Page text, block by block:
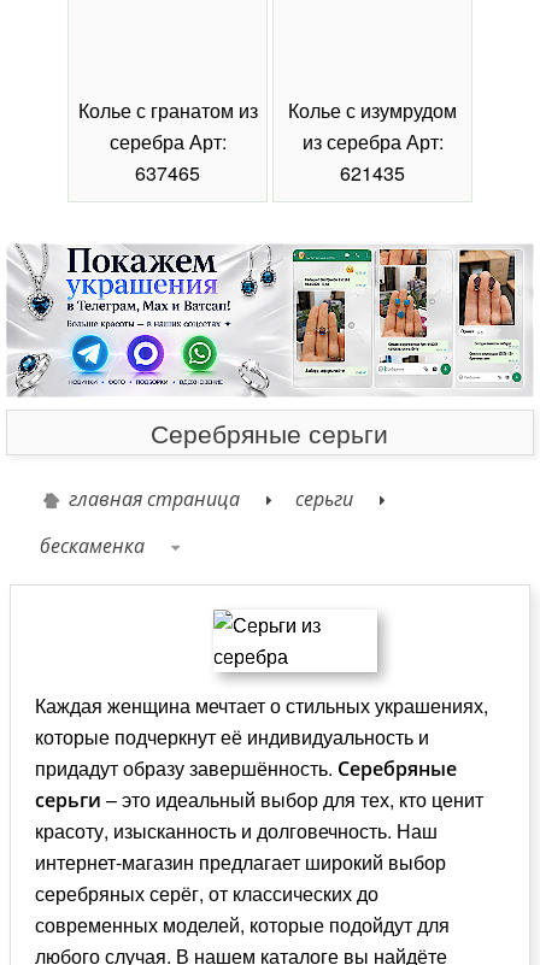
Колье с гранатом из
серебра Арт:
637465
Колье с изумрудом
из серебра Арт:
621435
Серебряные серьги
главная страница
серьги
бескаменка
Каждая женщина мечтает о стильных украшениях,
которые подчеркнут её индивидуальность и
придадут образу завершённость. Серебряные
серьги – это идеальный выбор для тех, кто ценит
красоту, изысканность и долговечность. Наш
интернет-магазин предлагает широкий выбор
серебряных серёг, от классических до
современных моделей, которые подойдут для
любого случая. В нашем каталоге вы найдёте